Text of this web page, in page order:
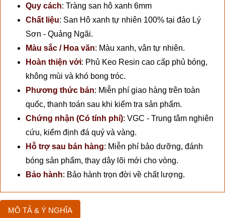
Quy cách: Tràng san hô xanh 6mm
Chất liệu: San Hô xanh tự nhiên 100% tại đảo Lý
Sơn - Quảng Ngãi.
Màu sắc / Hoa văn: Màu xanh, vân tự nhiên.
Hoàn thiện với: Phủ Keo Resin cao cấp phủ bóng,
không mùi và khó bong tróc.
Phương thức bán: Miễn phí giao hàng trên toàn
quốc, thanh toán sau khi kiểm tra sản phẩm.
Chứng nhận (Có tính phí): VGC - Trung tâm nghiên
cứu, kiểm định đá quý và vàng.
Hỗ trợ sau bán hàng: Miễn phí bảo dưỡng, đánh
bóng sản phẩm, thay dây lõi mới cho vòng.
Bảo hành: Bảo hành trọn đời về chất lượng.
MÔ TẢ & Ý NGHĨA